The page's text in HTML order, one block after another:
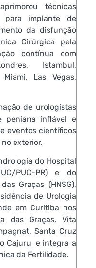
técnicas
para implante de
da disfunção
Cirúrgica pela
contínua com
Istambul,
Miami, Las Vegas,
de urologistas
peniana inflável e
eventos científicos
exterior.
do Hospital
PUC-PR) e do
Graças (HNSG),
de Urologia
em Curitiba nos
das Graças, Vita
Santa Cruz
Cajuru, e integra a
da Fertilidade.